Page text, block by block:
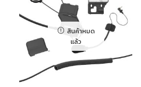
สินค้าหมด
แล้ว